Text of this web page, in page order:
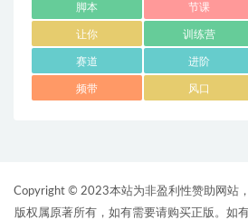
脚本 节课
让你 训练营
赛道 进阶
频带 风口
Copyright © 2023本站为非盈利性赞助网站
版权属原著所有，如有需要请购买正版。如